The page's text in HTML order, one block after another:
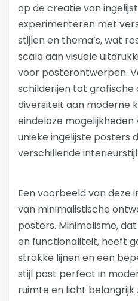
op de creatie van
experimenteren met
stijlen en thema’s, wat
scala aan visuele
voor posterontwerpen.
schilderijen tot grafische
diversiteit aan moderne
eindeloze
unieke ingelijste posters
verschillende
Een voorbeeld van deze
van minimalistische
posters. Minimalisme,
en functionaliteit, heeft
strakke lijnen en een
stijl past perfect in
ruimte en licht belangrijk